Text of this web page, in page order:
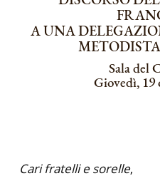
A UNA
Sala del
Giovedì, 19
Cari fratelli e sorelle,